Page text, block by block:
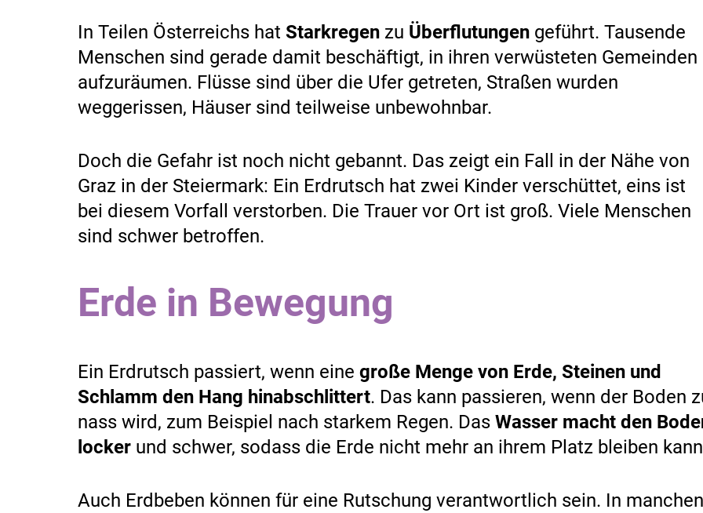
In Teilen Österreichs hat Starkregen zu Überflutungen geführt. Tausende
Menschen sind gerade damit beschäftigt, in ihren verwüsteten Gemeinden
aufzuräumen. Flüsse sind über die Ufer getreten, Straßen wurden
weggerissen, Häuser sind teilweise unbewohnbar.
Doch die Gefahr ist noch nicht gebannt. Das zeigt ein Fall in der Nähe von
Graz in der Steiermark: Ein Erdrutsch hat zwei Kinder verschüttet, eins ist
bei diesem Vorfall verstorben. Die Trauer vor Ort ist groß. Viele Menschen
sind schwer betroffen.
Erde in Bewegung
Ein Erdrutsch passiert, wenn eine große Menge von Erde, Steinen und
Schlamm den Hang hinabschlittert. Das kann passieren, wenn der Boden
nass wird, zum Beispiel nach starkem Regen. Das Wasser macht den
locker und schwer, sodass die Erde nicht mehr an ihrem Platz bleiben
Auch Erdbeben können für eine Rutschung verantwortlich sein. In manchen